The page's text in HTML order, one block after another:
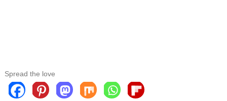
Spread the love